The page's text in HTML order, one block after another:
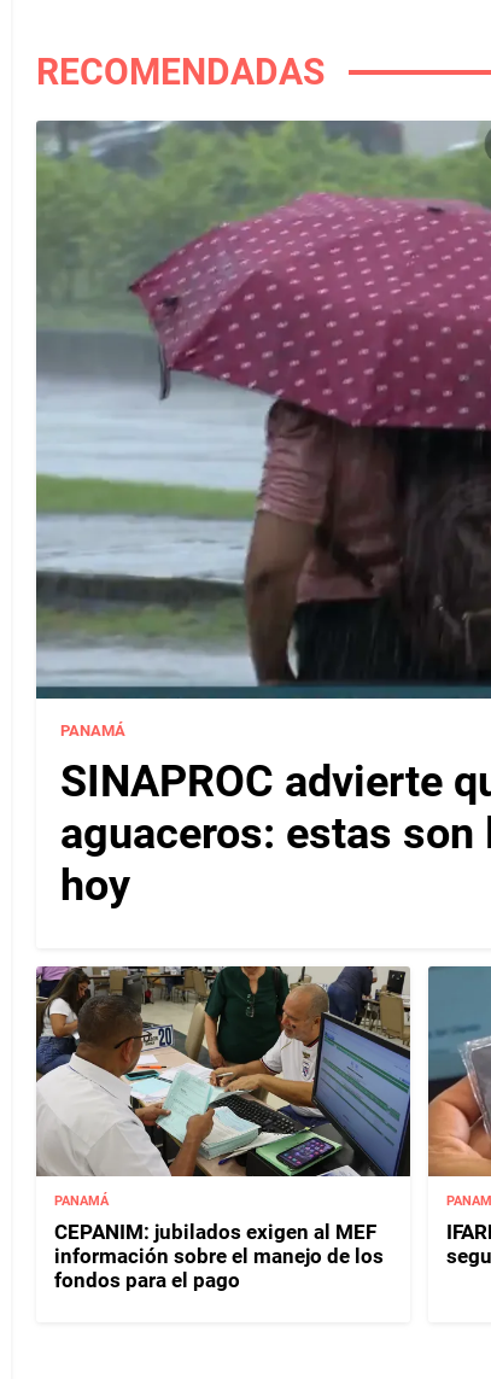
RECOMENDADAS
PANAMÁ
SINAPROC advierte
aguaceros: estas
hoy
PANAMÁ
CEPANIM: jubilados exigen al MEF
información sobre el manejo de los
fondos para el pago